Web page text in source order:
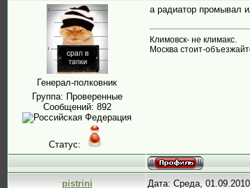
Генерал-полковник
Группа: Проверенные
Сообщений: 892
Статус:
а радиатор промывал
Климовск- не климакс.
Москва стоит-
pistrini Дата: Среда,